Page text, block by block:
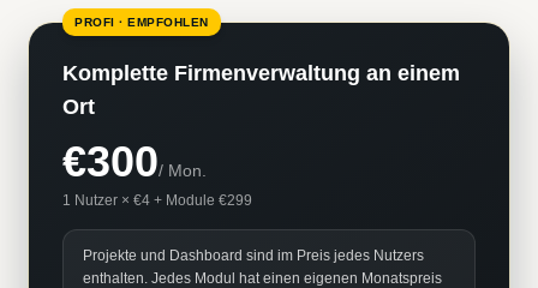
PROFI · EMPFOHLEN
Komplette Firmenverwaltung an einem
Ort
€300/ Mon.
1 Nutzer × €4 + Module €299
Projekte und Dashboard sind im Preis jedes Nutzers
enthalten. Jedes Modul hat einen eigenen Monatspreis